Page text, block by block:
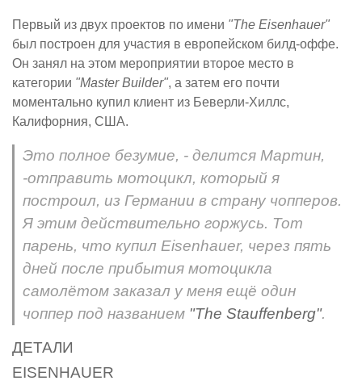
Первый из двух проектов по имени "The Eisenhauer"
был построен для участия в европейском билд-оффе.
Он занял на этом мероприятии второе место в
категории "Master Builder", а затем его почти
моментально купил клиент из Беверли-Хиллс,
Калифорния, США.
Это полное безумие, - делится Мартин,
-отправить мотоцикл, который я
построил, из Германии в страну чопперов.
Я этим действительно горжусь. Тот
парень, что купил Eisenhauer, через пять
дней после прибытия мотоцикла
самолётом заказал у меня ещё один
чоппер под названием "The Stauffenberg".
ДЕТАЛИ
EISENHAUER